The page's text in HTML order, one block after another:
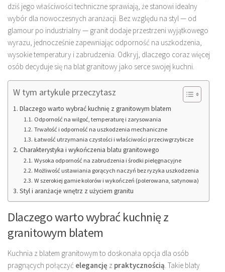
dziś jego właściwości techniczne sprawiają, że stanowi idealny
wybór dla nowoczesnych aranżacji. Bez względu na styl — od
glamour po industrialny — granit dodaje przestrzeni wyjątkowego
wyrazu, jednocześnie zapewniając odporność na uszkodzenia,
wysokie temperatury i zabrudzenia. Odkryj, dlaczego coraz więcej
osób decyduje się na blat granitowy jako serce swojej kuchni.
W tym artykule przeczytasz
Dlaczego warto wybrać kuchnię z granitowym blatem
Odporność na wilgoć, temperaturę i zarysowania
Trwałość i odporność na uszkodzenia mechaniczne
Łatwość utrzymania czystości i właściwości przeciwgrzybicze
Charakterystyka i wykończenia blatu granitowego
Wysoka odporność na zabrudzenia i środki pielęgnacyjne
Możliwość ustawiania gorących naczyń bez ryzyka uszkodzenia
W szerokiej gamie kolorów i wykończeń (polerowana, satynowa)
Styl i aranżacje wnętrz z użyciem granitu
Dlaczego warto wybrać kuchnię z
granitowym blatem
Kuchnia z blatem granitowym to doskonała opcja dla osób
pragnących połączyć elegancję z praktycznością. Takie blaty